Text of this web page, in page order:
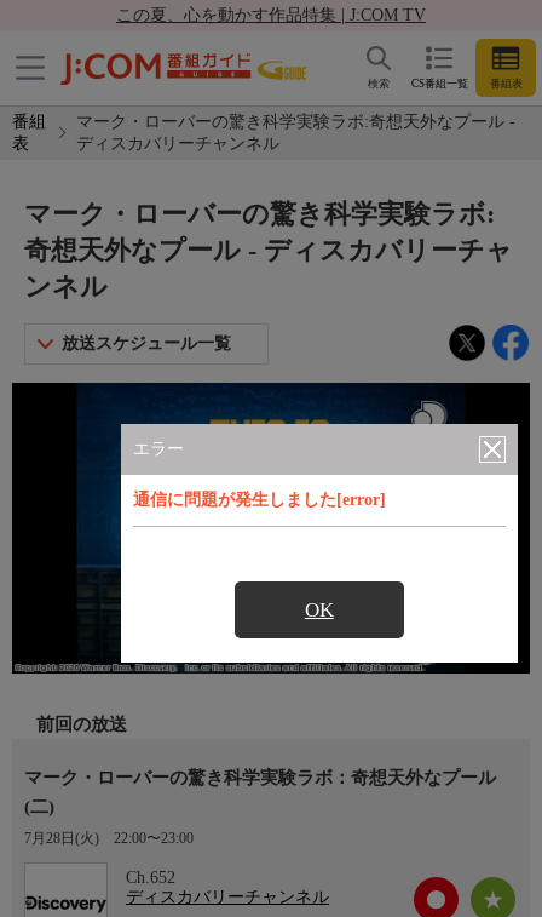
この夏、心を動かす作品特集 | J:COM TV
CS番組一覧 番組表
検索
番組
表
マーク・ローバーの驚き科学実験ラボ:奇想天外なプール -
ディスカバリーチャンネル
エラー
通信に問題が発生しました[error]
OK
マーク・ローバーの驚き科学実験ラボ:
奇想天外なプール - ディスカバリーチャ
ンネル
放送スケジュール一覧
前回の放送
マーク・ローバーの驚き科学実験ラボ：奇想天外なプール
(二)
7月28日(火) 22:00〜23:00
Ch.652
ディスカバリーチャンネル